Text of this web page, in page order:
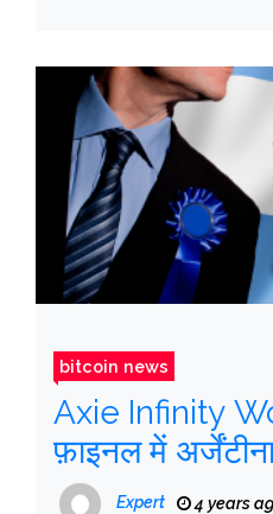
bitcoin news
Axie Infinity
फ़ाइनल में
होगा
Expert 4 years